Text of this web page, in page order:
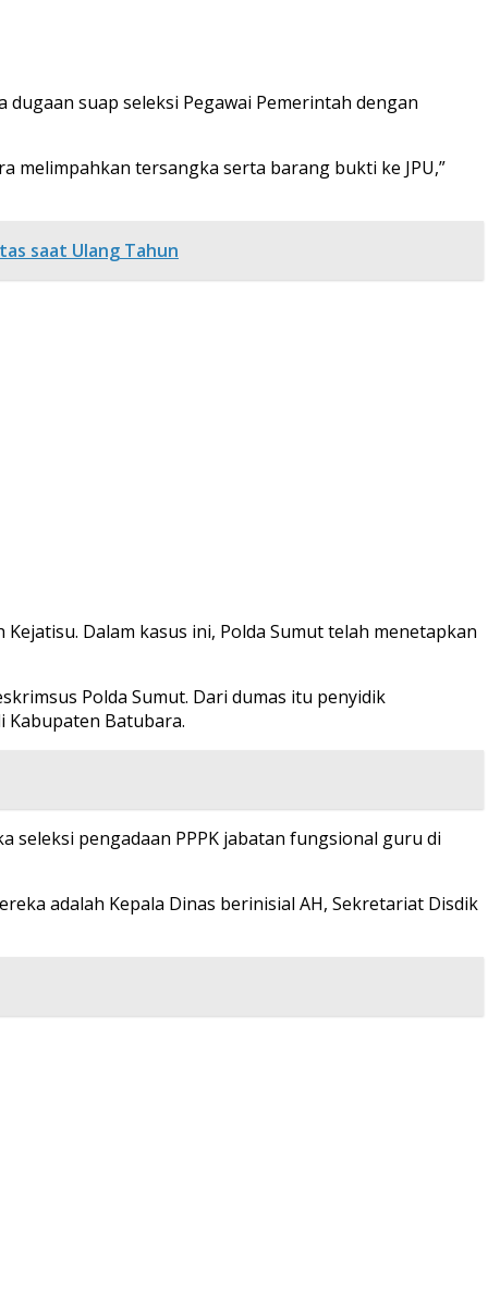
suap seleksi Pegawai Pemerintah dengan
melimpahkan tersangka serta barang bukti ke JPU,”
saat Ulang Tahun
Dalam kasus ini, Polda Sumut telah menetapkan
Polda Sumut. Dari dumas itu penyidik
Kabupaten Batubara.
pengadaan PPPK jabatan fungsional guru di
adalah Kepala Dinas berinisial AH, Sekretariat Disdik